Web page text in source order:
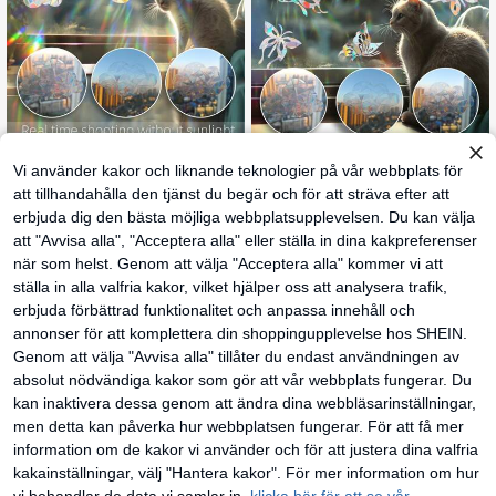
8 st/set Nya gnistrande färgglada m
olnfönsterdekaler, Rainbow Prism-
målat glasdekal, iriserande fågel An
ti-Collision Suncatcher-fönsterdek
aler
31 kvar
44
Flera uppsättningar färgglada prism
a statiska klistermärken för glas, ski
mrande fågel antikollisionsfönsterd
ekaler, solfångare, blomma, fjäril, tro
llslända, bladformade regnbågsföns
terdekaler, dekorativa glasklistermä
rken för högtider, nya glittrande mol
ndesignfönsterdekaler, högtidsgåv
a, högtidsdekor, klistermärken, väg
gdekal, vinyldekal för heminrednin
g, vårdekorationsartiklar förnya ditt
hem, rama dekorationsklistermärke
n presenter födelsedag examen
39kr
Vi använder kakor och liknande teknologier på vår webbplats för
att tillhandahålla den tjänst du begär och för att sträva efter att
erbjuda dig den bästa möjliga webbplatsupplevelsen. Du kan välja
att "Avvisa alla", "Acceptera alla" eller ställa in dina kakpreferenser
när som helst. Genom att välja "Acceptera alla" kommer vi att
ställa in alla valfria kakor, vilket hjälper oss att analysera trafik,
erbjuda förbättrad funktionalitet och anpassa innehåll och
annonser för att komplettera din shoppingupplevelse hos SHEIN.
Genom att välja "Avvisa alla" tillåter du endast användningen av
absolut nödvändiga kakor som gör att vår webbplats fungerar. Du
kan inaktivera dessa genom att ändra dina webbläsarinställningar,
men detta kan påverka hur webbplatsen fungerar. För att få mer
information om de kakor vi använder och för att justera dina valfria
kakainställningar, välj "Hantera kakor". För mer information om hur